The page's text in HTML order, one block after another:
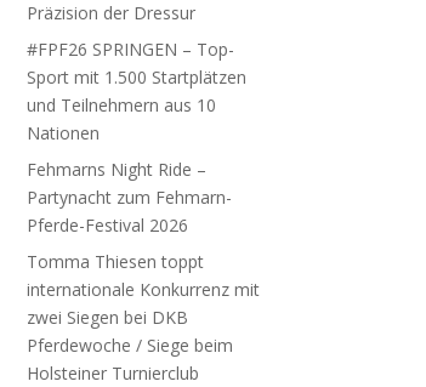
Präzision der Dressur
#FPF26 SPRINGEN – Top-
Sport mit 1.500 Startplätzen
und Teilnehmern aus 10
Nationen
Fehmarns Night Ride –
Partynacht zum Fehmarn-
Pferde-Festival 2026
Tomma Thiesen toppt
internationale Konkurrenz mit
zwei Siegen bei DKB
Pferdewoche / Siege beim
Holsteiner Turnierclub